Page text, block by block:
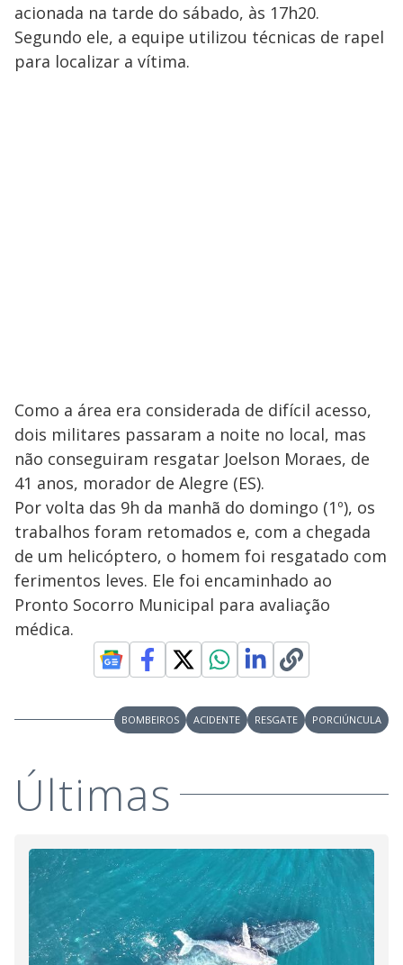
acionada na tarde do sábado, às 17h20.
Segundo ele, a equipe utilizou técnicas de rapel
para localizar a vítima.
Como a área era considerada de difícil acesso,
dois militares passaram a noite no local, mas
não conseguiram resgatar Joelson Moraes, de
41 anos, morador de Alegre (ES).
Por volta das 9h da manhã do domingo (1º), os
trabalhos foram retomados e, com a chegada
de um helicóptero, o homem foi resgatado com
ferimentos leves. Ele foi encaminhado ao
Pronto Socorro Municipal para avaliação
médica.
BOMBEIROS ACIDENTE RESGATE PORCIÚNCULA
Últimas